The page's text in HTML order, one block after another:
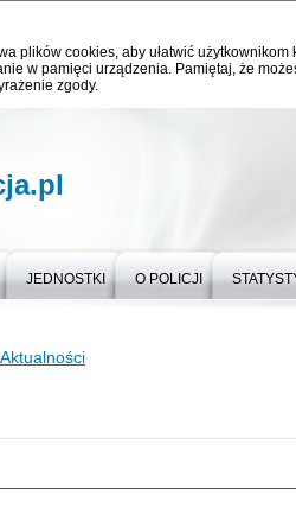
plików cookies, aby ułatwić
w pamięci urządzenia. Pamiętaj, że
zgody.
JEDNOSTKI O POLICJI
Aktualności